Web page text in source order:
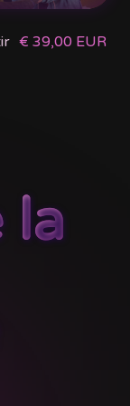
€ 39,00 EUR
la